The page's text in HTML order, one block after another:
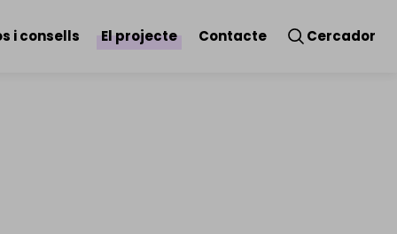
i consells El projecte Contacte Cercador